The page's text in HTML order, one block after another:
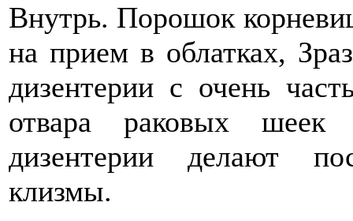
Внутрь. Порошок
на прием в облатках,
дизентерии с очень
отвара раковых
дизентерии делают
клизмы.